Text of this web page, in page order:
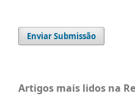
Enviar Submissão
Artigos mais lidos na